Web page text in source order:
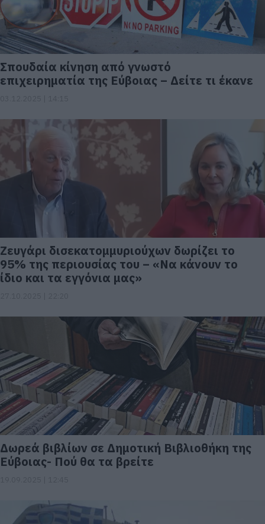
Σπουδαία κίνηση από γνωστό
επιχειρηματία της Εύβοιας – Δείτε τι έκανε
Ζευγάρι δισεκατομμυριούχων δωρίζει το
95% της περιουσίας του – «Να κάνουν το
ίδιο και τα εγγόνια μας»
Δωρεά βιβλίων σε Δημοτική Βιβλιοθήκη της
Εύβοιας- Πού θα τα βρείτε